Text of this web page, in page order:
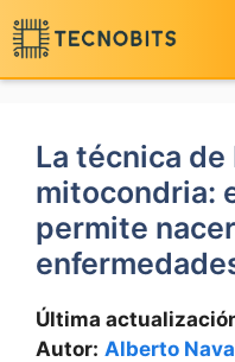
Saltar
al
contenido
La técnica de
mitocondria:
permite
Última
Autor: Alberto